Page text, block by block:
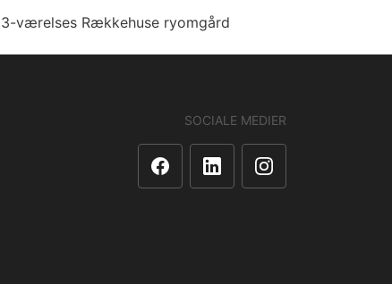
3-værelses Rækkehuse ryomgård
SOCIALE MEDIER